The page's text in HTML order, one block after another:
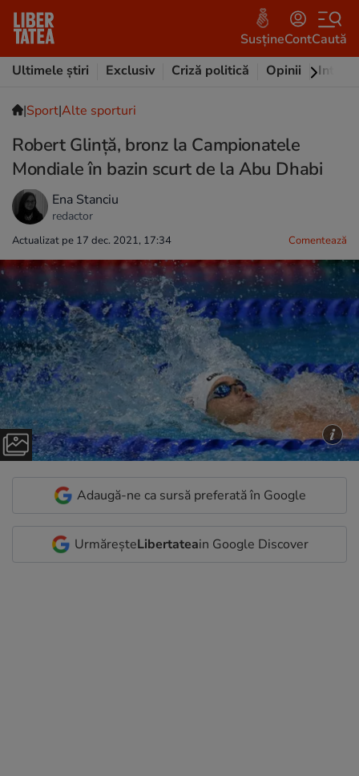
SusțineContCaută
Ultimele știri
Exclusiv Criză politică Opinii
|Sport|Alte sporturi
Robert Glință, bronz la Campionatele
Mondiale în bazin scurt de la Abu Dhabi
Ena Stanciu
redactor
Actualizat pe 17 dec. 2021, 17:34 Comentează
Adaugă-ne ca sursă preferată în Google
UrmăreșteLibertateain Google Discover